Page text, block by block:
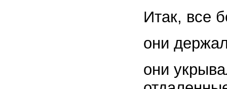
Итак, все
они
они